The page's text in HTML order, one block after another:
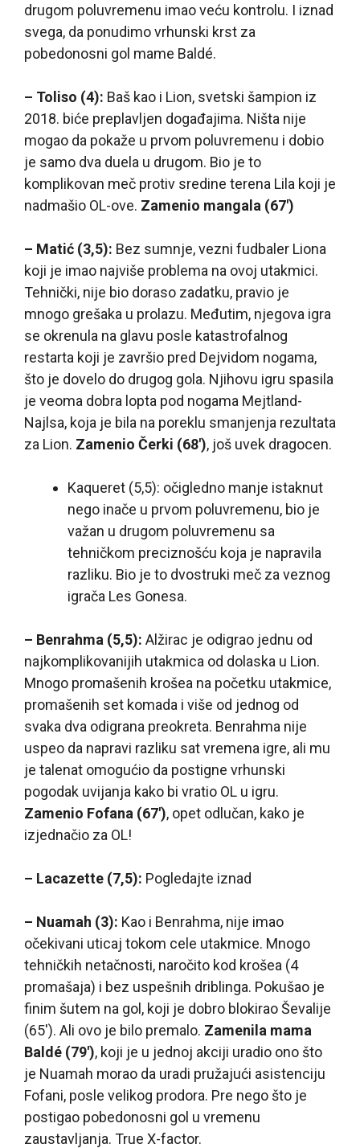
drugom poluvremenu imao veću kontrolu. I iznad
svega, da ponudimo vrhunski krst za
pobedonosni gol mame Baldé.
– Toliso (4): Baš kao i Lion, svetski šampion iz
2018. biće preplavljen događajima. Ništa nije
mogao da pokaže u prvom poluvremenu i dobio
je samo dva duela u drugom. Bio je to
komplikovan meč protiv sredine terena Lila koji je
nadmašio OL-ove. Zamenio mangala (67′)
– Matić (3,5): Bez sumnje, vezni fudbaler Liona
koji je imao najviše problema na ovoj utakmici.
Tehnički, nije bio doraso zadatku, pravio je
mnogo grešaka u prolazu. Međutim, njegova igra
se okrenula na glavu posle katastrofalnog
restarta koji je završio pred Dejvidom nogama,
što je dovelo do drugog gola. Njihovu igru spasila
je veoma dobra lopta pod nogama Mejtland-
Najlsa, koja je bila na poreklu smanjenja rezultata
za Lion. Zamenio Čerki (68′), još uvek dragocen.
Kaqueret (5,5): očigledno manje istaknut
nego inače u prvom poluvremenu, bio je
važan u drugom poluvremenu sa
tehničkom preciznošću koja je napravila
razliku. Bio je to dvostruki meč za veznog
igrača Les Gonesa.
– Benrahma (5,5): Alžirac je odigrao jednu od
najkomplikovanijih utakmica od dolaska u Lion.
Mnogo promašenih krošea na početku utakmice,
promašenih set komada i više od jednog od
svaka dva odigrana preokreta. Benrahma nije
uspeo da napravi razliku sat vremena igre, ali mu
je talenat omogućio da postigne vrhunski
pogodak uvijanja kako bi vratio OL u igru.
Zamenio Fofana (67′), opet odlučan, kako je
izjednačio za OL!
– Lacazette (7,5): Pogledajte iznad
– Nuamah (3): Kao i Benrahma, nije imao
očekivani uticaj tokom cele utakmice. Mnogo
tehničkih netačnosti, naročito kod krošea (4
promašaja) i bez uspešnih driblinga. Pokušao je
finim šutem na gol, koji je dobro blokirao Ševalije
(65′). Ali ovo je bilo premalo. Zamenila mama
Baldé (79′), koji je u jednoj akciji uradio ono što
je Nuamah morao da uradi pružajući asistenciju
Fofani, posle velikog prodora. Pre nego što je
postigao pobedonosni gol u vremenu
zaustavljanja. True X-factor.